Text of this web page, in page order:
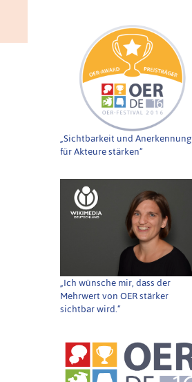
„Sichtbarkeit und Anerkennung
für Akteure stärken“
„Ich wünsche mir, dass der
Mehrwert von OER stärker
sichtbar wird.“